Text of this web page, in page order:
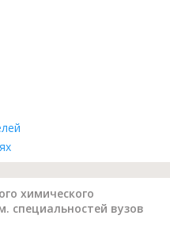
химического
специальностей вузов